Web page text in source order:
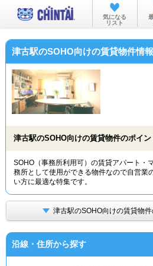
お部屋を探
沿線・
物件特
TOP
気になる
リスト
津古駅のSOHO向けの賃貸物件情
津古駅のSOHO向けの賃貸物件のポイン
SOHO（事務所利用可）の賃貸アパート・
務所として使用ができる物件なので自営業
い方に最適な特集です。
津古駅のSOHO向けの賃貸物
沿線・住所から探す